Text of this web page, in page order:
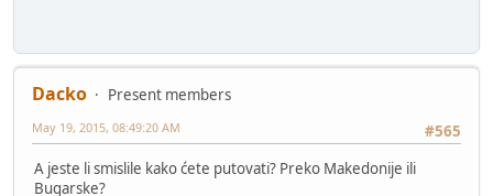
Dacko
Present members
#565
May 19, 2015, 08:49:20 AM
A jeste li smislile kako ćete putovati? Preko Makedonije ili
Bugarske?